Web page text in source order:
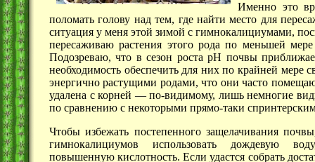
Именно это
поломать голову над тем, где найти место для
ситуация у меня этой зимой с гимнокалициумами,
пересаживаю растения этого рода по меньшей
Подозреваю, что в сезон роста pH почвы
необходимость обеспечить для них по крайней
энергично растущими родами, что они часто
удалена скорней —по-видимому, лишь немногие
по сравнению с некоторыми прямо-таки
Чтобы избежать постепенного защелачивания
гимнокалициумов использовать дождевую
повышенную кислотность. Если удастся собрать